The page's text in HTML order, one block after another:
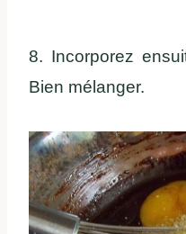
8. Incorporez
Bien mélanger.